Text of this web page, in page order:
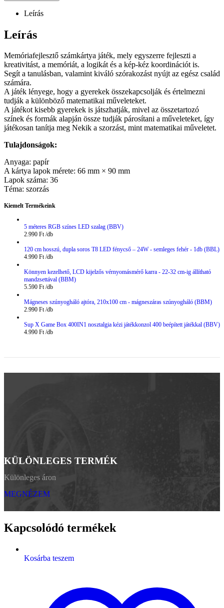
Leírás
Leírás
Memóriafejlesztő számkártya játék, mely egyszerre fejleszti a
kreativitást, a memóriát, a logikát és a kép-kéz koordinációt is.
Segít a tanulásban, valamint kiváló szórakozást nyújt az egész család
számára.
A játék lényege, hogy a gyerekek összekapcsolják és értelmezni
tudják a különböző matematikai műveleteket.
A játékot kisebb gyerekek is játszhatják, mivel az összetartozó
színek és formák alapján össze tudják párosítani a műveleteket, így
játékosan tanítja meg Nekik a szorzást, mint matematikai műveletet.
Tulajdonságok:
Anyaga: papír
A kártya lapok mérete: 66 mm × 90 mm
Lapok száma: 36
Téma: szorzás
Kiemelt Termékeink
5 méteres RGB színes LED szalag (BBV)
2.990 Ft
120 cm hosszú, dupla soros T8 LED fénycső – 24W - semleges fehér - 1db (BBL)
4.990 Ft
Könnyen kezelhető, LCD kijelzős vérnyomásmérő karra - 22-32 cm-ig állítható
mandzsettával (BBM)
5.590 Ft
Mágneses szúnyogháló ajtóra, 210x100 cm - mágneszáras szúnyogháló (BBM)
2.990 Ft
Sup X Game Box 400IN1 nosztalgia kézi játékkonzol 400 beépített játékkal (BBV)
4.990 Ft
KÜLÖNLEGES TERMÉK
Különleges áron
MEGNÉZEM
Kapcsolódó termékek
Kosárba teszem